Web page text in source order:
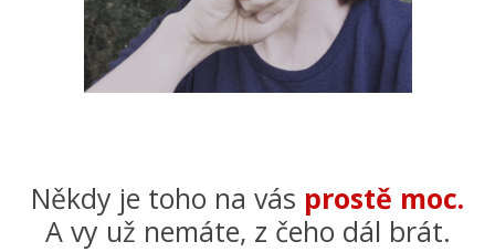
Někdy je toho na vás prostě moc.
A vy už nemáte, z čeho dál brát.